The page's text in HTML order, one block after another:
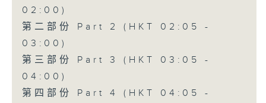
02:00)
第二部份 Part 2 (HKT 02:05 -
03:00)
第三部份 Part 3 (HKT 03:05 -
04:00)
第四部份 Part 4 (HKT 04:05 -